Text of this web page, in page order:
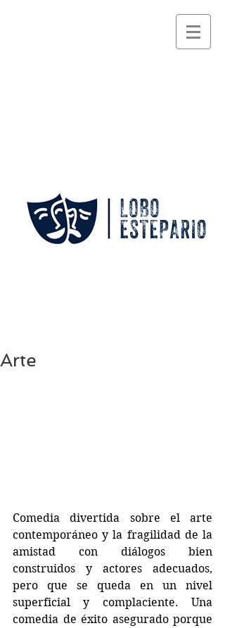
Arte
Comedia divertida sobre el arte
contemporáneo y la fragilidad de la
amistad con diálogos bien
construidos y actores adecuados,
pero que se queda en un nivel
superficial y complaciente. Una
comedia de éxito asegurado porque